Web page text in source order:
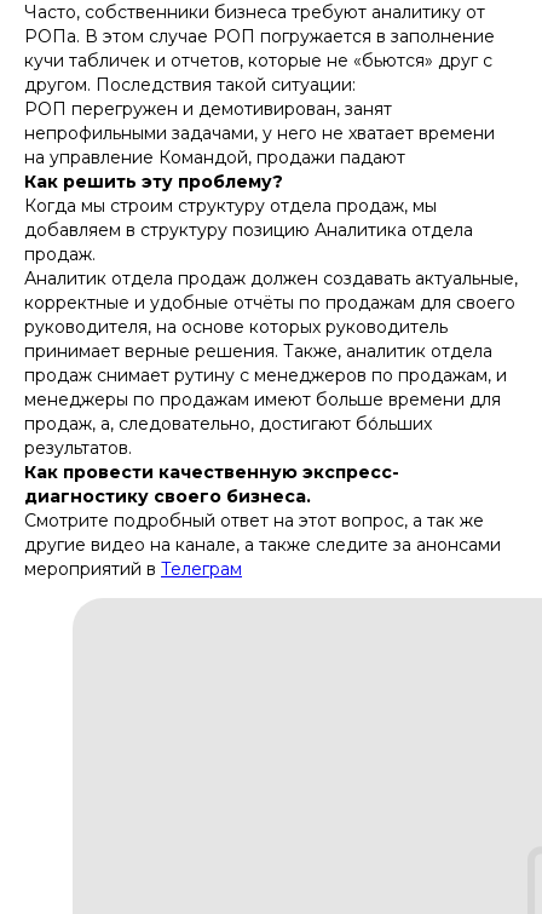
Часто, собственники бизнеса требуют аналитику от
РОПа. В этом случае РОП погружается в заполнение
кучи табличек и отчетов, которые не «бьются» друг с
другом. Последствия такой ситуации:
РОП перегружен и демотивирован, занят
непрофильными задачами, у него не хватает времени
на управление Командой, продажи падают
Как решить эту проблему?
Когда мы строим структуру отдела продаж, мы
добавляем в структуру позицию Аналитика отдела
продаж.
Аналитик отдела продаж должен создавать актуальные,
корректные и удобные отчёты по продажам для своего
руководителя, на основе которых руководитель
принимает верные решения. Также, аналитик отдела
продаж снимает рутину с менеджеров по продажам, и
менеджеры по продажам имеют больше времени для
продаж, а, следовательно, достигают бо́льших
результатов.
Как провести качественную экспресс-
диагностику своего бизнеса.
Смотрите подробный ответ на этот вопрос, а так же
другие видео на канале, а также следите за анонсами
мероприятий в Телеграм